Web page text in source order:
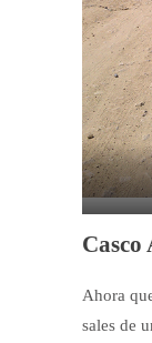
Casco
Ahora
sales de